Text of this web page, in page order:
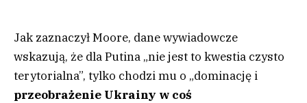
Jak zaznaczył Moore, dane wywiadowcze
wskazują, że dla Putina „nie jest to kwestia czysto
terytorialna”, tylko chodzi mu o „dominację i
przeobrażenie Ukrainy w coś